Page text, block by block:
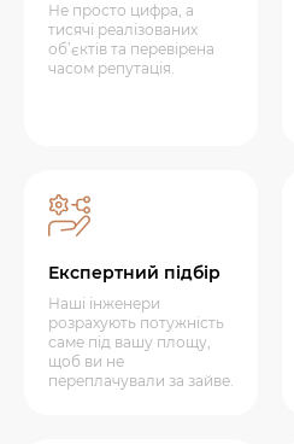
Не просто цифра, а
тисячі реалізованих
об’єктів та перевірена
часом репутація.
Експертний підбір
Наші інженери
розрахують потужність
саме під вашу площу,
щоб ви не
переплачували за зайве.